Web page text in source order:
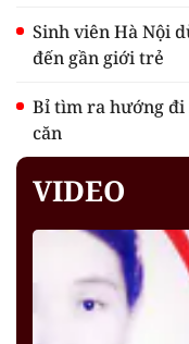
Sinh viên Hà Nội
đến gần giới trẻ
Bỉ tìm ra hướng
căn
VIDEO